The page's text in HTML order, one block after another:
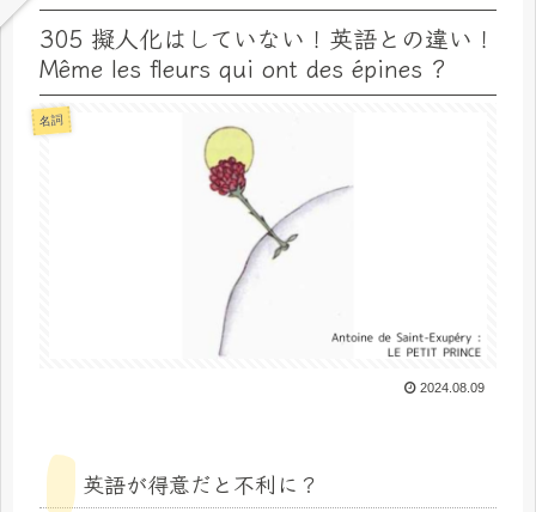
305 擬人化はしていない！英語との違い！
Même les fleurs qui ont des épines ?
名詞
2024.08.09
英語が得意だと不利に？